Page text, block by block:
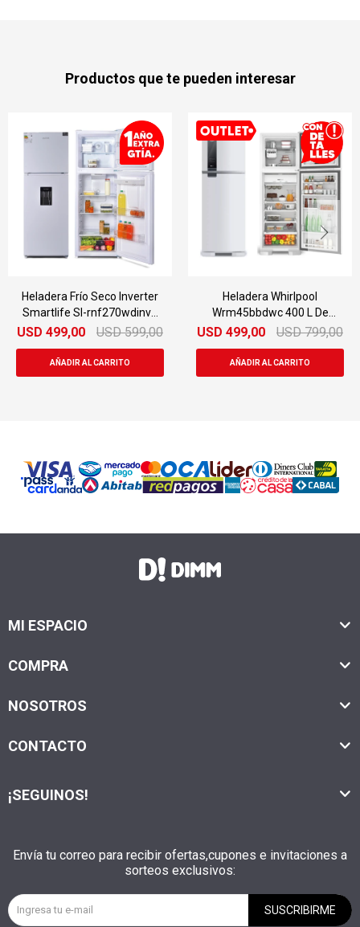
Productos que te pueden interesar
Heladera Whirlpool
Wrm45bbdwc 400 L De
Outlet
USD 499,00 USD 799,00
Heladera Con Freezer
Smartlife Sl-rnf370wdinv
USD 549,00 USD 799,00
MI ESPACIO
COMPRA
NOSOTROS
CONTACTO
Envía tu correo para recibir ofertas,cupones e invitaciones a
sorteos exclusivos:
SUSCRIBIRME
¡SEGUINOS!